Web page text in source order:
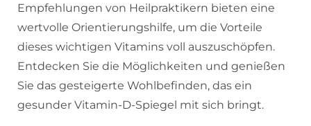
Empfehlungen von Heilpraktikern bieten eine
wertvolle Orientierungshilfe, um die Vorteile
dieses wichtigen Vitamins voll auszuschöpfen.
Entdecken Sie die Möglichkeiten und genießen
Sie das gesteigerte Wohlbefinden, das ein
gesunder Vitamin-D-Spiegel mit sich bringt.